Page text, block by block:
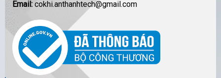
Email: cokhi.anthanhtech@gmail.com